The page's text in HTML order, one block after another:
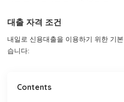
대출 자격 조건
내일로 신용대출을 이용하기 위한 기
습니다:
Contents